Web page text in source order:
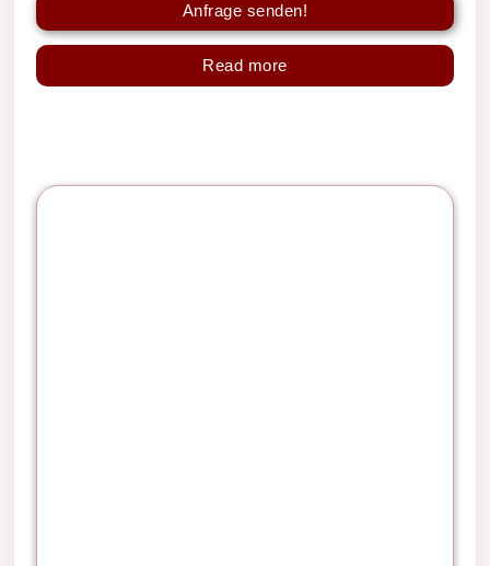
Anfrage senden!
Read more